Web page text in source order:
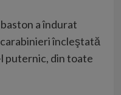
a îndurat
încleştată
puternic, din toate